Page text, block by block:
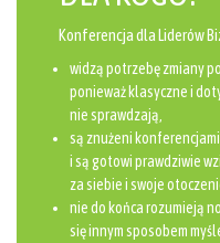
Konferencja dla Liderów
widzą potrzebę zmiany
ponieważ klasyczne i
nie sprawdzają,
są znużeni
i są gotowi prawdziwie
za siebie i swoje
nie do końca rozumieją
się innym sposobem